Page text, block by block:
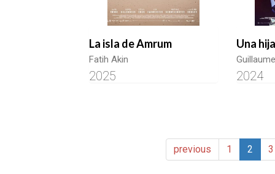
La isla de Amrum
Fatih Akin
2025
Una
2024
previous 1 2 3